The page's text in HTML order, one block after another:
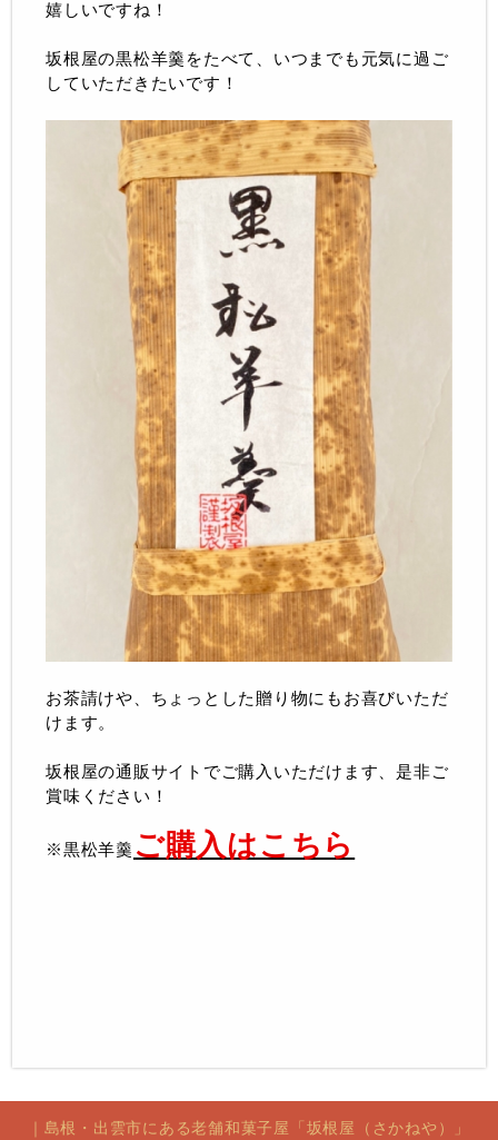
嬉しいですね！
坂根屋の黒松羊羹をたべて、いつまでも元気に過ご
していただきたいです！
お茶請けや、ちょっとした贈り物にもお喜びいただ
けます。
坂根屋の通販サイトでご購入いただけます、是非ご
賞味ください！
※黒松羊羹 ご購入はこちら
｜島根・出雲市にある老舗和菓子屋「坂根屋（さかねや）」